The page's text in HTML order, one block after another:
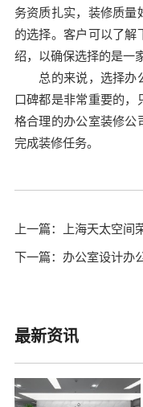
务资质扎实，装修质量
的选择。客户可以了解
绍，以确保选择的是一
总的来说，选择办
口碑都是非常重要的
格合理的办公室装修公
完成装修任务。
下一篇：办公室设计办
最新资讯